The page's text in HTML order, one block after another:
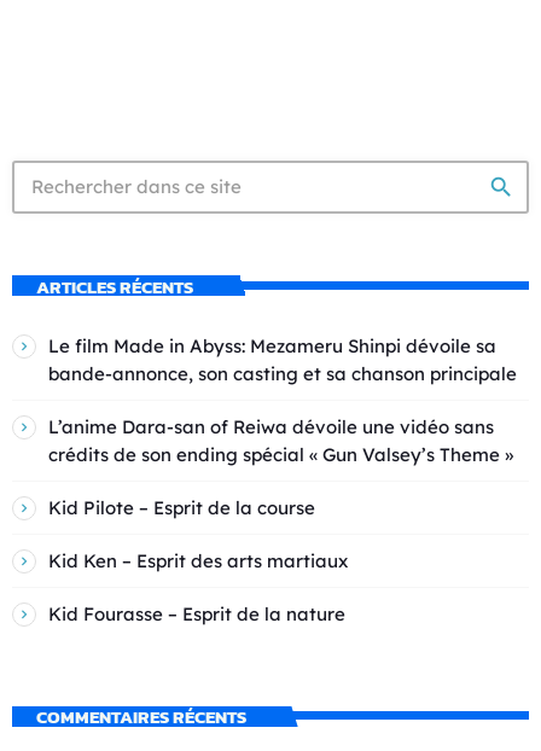
search
ARTICLES RÉCENTS
Le film Made in Abyss: Mezameru Shinpi dévoile sa
bande-annonce, son casting et sa chanson principale
L’anime Dara-san of Reiwa dévoile une vidéo sans
crédits de son ending spécial « Gun Valsey’s Theme »
Kid Pilote – Esprit de la course
Kid Ken – Esprit des arts martiaux
Kid Fourasse – Esprit de la nature
COMMENTAIRES RÉCENTS